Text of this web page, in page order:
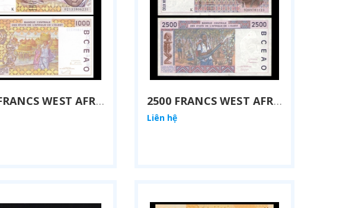
1000 FRANCS WEST AFRICAN STATES 2002 2500 FRANCS WEST AFRICAN STATES 2002
Liên hệ